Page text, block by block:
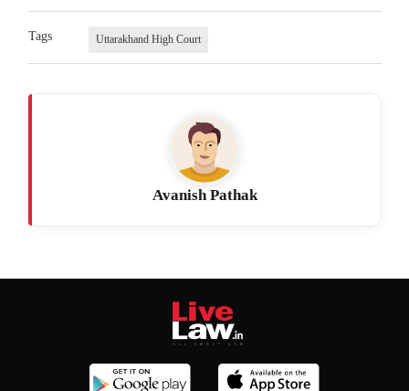
Tags Uttarakhand High Court
Avanish Pathak